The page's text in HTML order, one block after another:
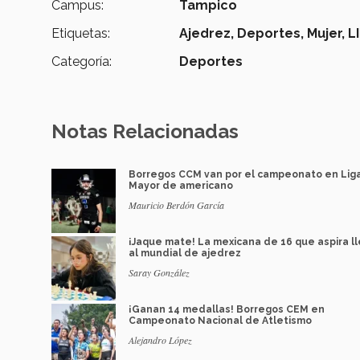
Campus:
Tampico
Etiquetas:
Ajedrez, Deportes, Mujer,
Categoría:
Deportes
Notas Relacionadas
Borregos CCM van por el campeonato en
Mayor de americano
Mauricio Berdón García
¡Jaque mate! La mexicana de 16 que aspira
al mundial de ajedrez
Saray González
¡Ganan 14 medallas! Borregos CEM en
Campeonato Nacional de Atletismo
Alejandro López